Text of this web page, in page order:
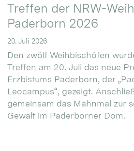
Treffen der NRW-
Paderborn 2026
20. Juli 2026
Den zwölf Weihbischöfen
Treffen am 20. Juli das neue
Erzbistums Paderborn, der
Leocampus“, gezeigt.
gemeinsam das Mahnmal zur
Gewalt im Paderborner Dom.